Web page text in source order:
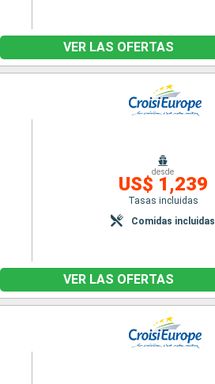
VER LAS OFERTAS
desde
US$ 1,239
Tasas incluidas
Comidas incluidas
VER LAS OFERTAS